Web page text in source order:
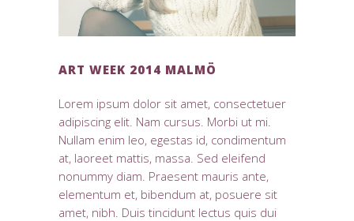
ART WEEK 2014 MALMÖ
Lorem ipsum dolor sit amet, consectetuer
adipiscing elit. Nam cursus. Morbi ut mi.
Nullam enim leo, egestas id, condimentum
at, laoreet mattis, massa. Sed eleifend
nonummy diam. Praesent mauris ante,
elementum et, bibendum at, posuere sit
amet, nibh. Duis tincidunt lectus quis dui